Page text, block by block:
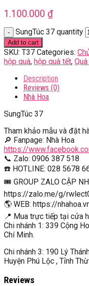
1.100.000 ₫
SungTúc 37 quantity
Add to cart
SKU: T37 Categories:
hộp quà, hộp quà tết,
Description
Reviews (0)
Nhà Hoa
SungTúc 37
Tham khảo mẫu và đặt
🔎 Fanpage: Nhà Hoa
https://
📞 Zalo: 0906 387 518
☎️ HOTLINE: 028 5678
🎟 GROUP ZALO CẬP
https://zalo.me/g/
🌎 WEB: https://
📍 Mua trực tiếp tại cửa
Chi nhánh 1: 339 Cộng
Chí Minh.
Chi nhánh 3: 190 Lý
Huyện Phú Lộc , Tỉnh
Reviews